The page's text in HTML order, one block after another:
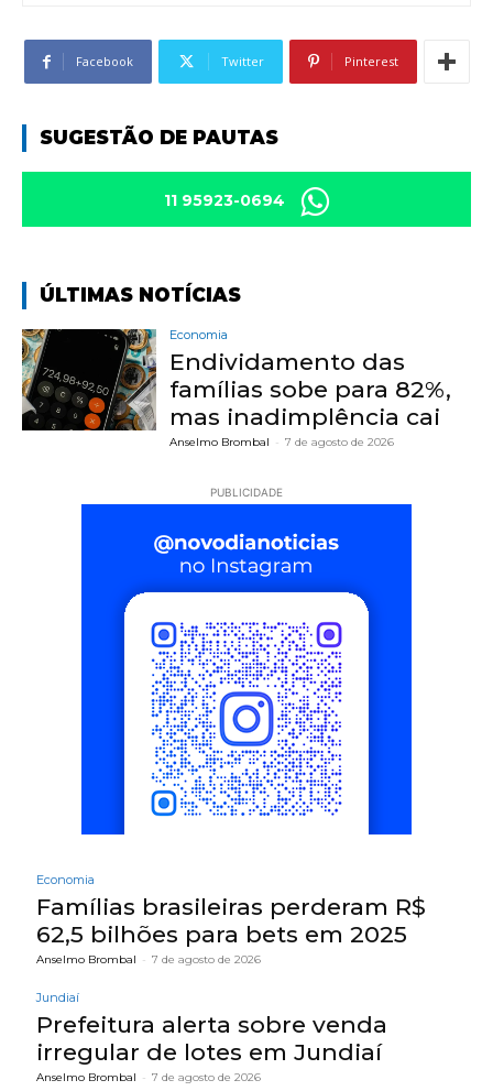
Facebook Twitter Pinterest
SUGESTÃO DE PAUTAS
11 95923-0694
ÚLTIMAS NOTÍCIAS
Economia
Endividamento das
famílias sobe para 82%,
mas inadimplência cai
Anselmo Brombal - 7 de agosto de 2026
PUBLICIDADE
Economia
Famílias brasileiras perderam R$
62,5 bilhões para bets em 2025
Anselmo Brombal - 7 de agosto de 2026
Jundiaí
Prefeitura alerta sobre venda
irregular de lotes em Jundiaí
Anselmo Brombal - 7 de agosto de 2026